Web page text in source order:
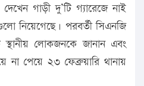
গাড়ী দু’টি গ্যারেজে নাই
নিয়েগেছে। পরবর্তী সিএনজি
লোকজনকে জানান এবং
না পেয়ে ২৩ ফেব্রুয়ারি থানায়